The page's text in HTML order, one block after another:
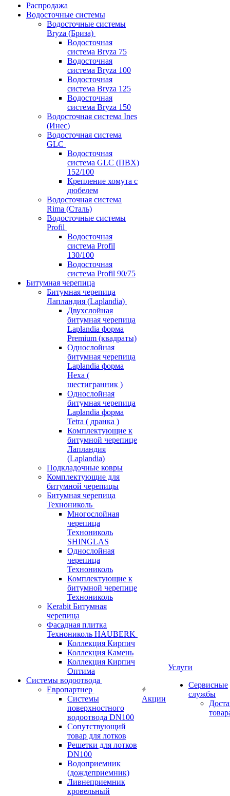
Распродажа
Водосточные системы
Водосточные системы
Bryza (Бриза)
Водосточная
система Bryza 75
Водосточная
система Bryza 100
Водосточная
система Bryza 125
Водосточная
система Bryza 150
Водосточная система Ines
(Инес)
Водосточная система
GLC
Водосточная
система GLC (ПВХ)
152/100
Крепление хомута с
дюбелем
Водосточная система
Rima (Сталь)
Водосточные системы
Profil
Водосточная
система Profil
130/100
Водосточная
система Profil 90/75
Битумная черепица
Битумная черепица
Лапландия (Laplandia)
Двухслойная
битумная черепица
Laplandia форма
Premium (квадраты)
Однослойная
битумная черепица
Laplandia форма
Hexa (
шестигранник )
Однослойная
битумная черепица
Laplandia форма
Tetra ( дранка )
Комплектующие к
битумной черепице
Лапландия
(Laplandia)
Подкладочные ковры
Комплектующие для
битумной черепицы
Битумная черепица
Технониколь
Многослойная
черепица
Технониколь
SHINGLAS
Однослойная
черепица
Технониколь
Комплектующие к
битумной черепице
Технониколь
Kerabit Битумная
черепица
Фасадная плитка
Технониколь HAUBERK
Кол​лекция Кирпич
Кол​лекция Камень
Коллекция Кирпич
Оптима
Системы водоотвода
Европартнер
Системы
поверхностного
водоотвода DN100
Сопутствующий
товар для лотков
Решетки для лотков
DN100
Водоприемник
(дождеприемник)
Ливнеприемник
кровельный
Акции
Услуги
Сервисные
службы